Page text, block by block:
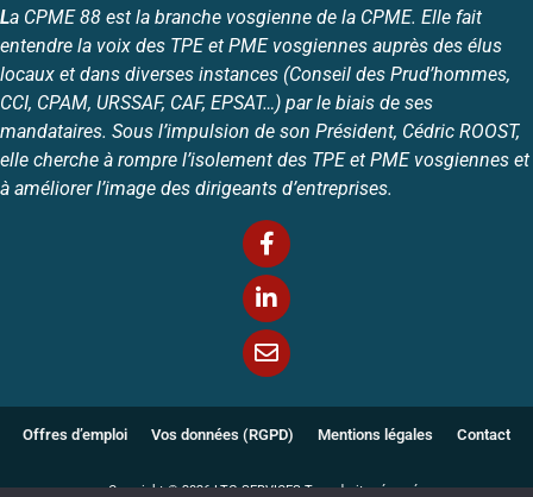
La CPME 88 est la branche vosgienne de la CPME. Elle fait
entendre la voix des TPE et PME vosgiennes auprès des élus
locaux et dans diverses instances (Conseil des Prud’hommes,
CCI, CPAM, URSSAF, CAF, EPSAT…) par le biais de ses
mandataires. Sous l’impulsion de son Président, Cédric ROOST,
elle cherche à rompre l’isolement des TPE et PME vosgiennes et
à améliorer l’image des dirigeants d’entreprises.
Offres d’emploi Vos données (RGPD) Mentions légales Contact
Copyright © 2026LTG SERVICESTous droits réservés